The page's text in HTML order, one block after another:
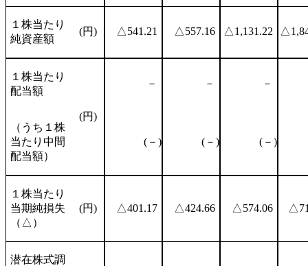
１株当たり
純資産額
(円) △541.21 △557.16 △1,131.22
１株当たり
配当額
(円)
－ － －
（うち１株
当たり中間
配当額）
(－) (－) (－)
１株当たり
当期純損失
（△）
(円) △401.17 △424.66 △574.06
潜在株式調